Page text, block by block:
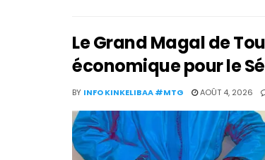
Le Grand Magal de
économique pour le
BY INFO KINKELIBAA #MTG AOÛT 4, 2026